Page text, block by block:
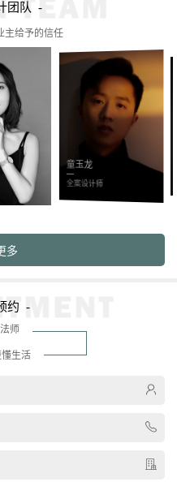
团队 -
主给予的信任
童玉龙
全案设计师
约 -
师
生活